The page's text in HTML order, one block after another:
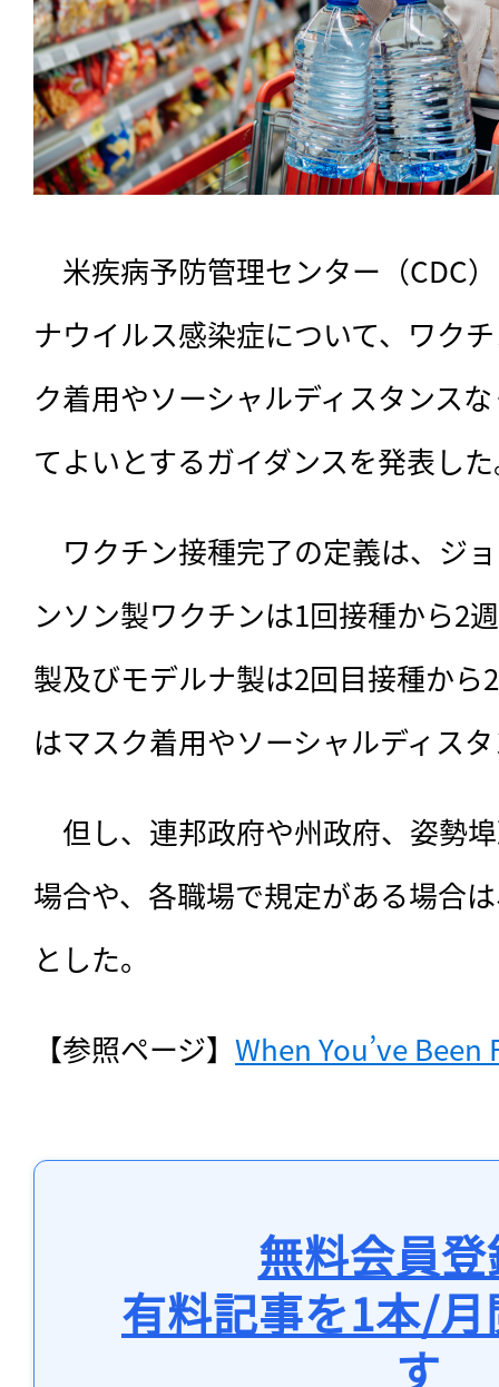
米疾病予防管理センター（CDC
ナウイルス感染症について、ワク
ク着用やソーシャルディスタンス
てよいとするガイダンスを発表し
ワクチン接種完了の定義は、ジ
ンソン製ワクチンは1回接種から2
製及びモデルナ製は2回目接種から
はマスク着用やソーシャルディス
但し、連邦政府や州政府、姿勢
場合や、各職場で規定がある場合
とした。
【参照ページ】 When You’ve
無料会員
有料記事を1本/
す